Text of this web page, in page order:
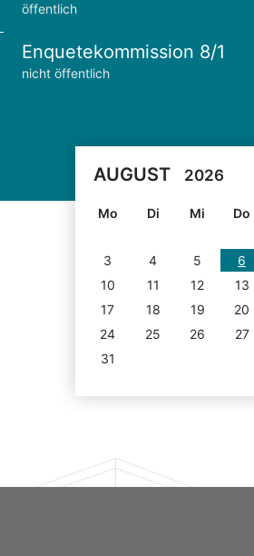
öffentlich
Enquetekommission 8/1
nicht öffentlich
AUGUST 2026
Mo Di Mi Do
3
4 5 6
10
11 12 13
17
18 19 20
24
25 26 27
31